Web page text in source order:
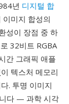
년 디지털 합
미지 합성의
성이 장점 중 하
32비트 RGBA
간 그래픽 애플
텍스처 메모리
. 투명 이미지
다 — 과학 시각